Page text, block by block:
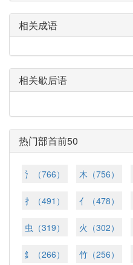
相关成语
相关歇后语
热门部首前50
氵（766） 木（756）
扌（491） 亻（478）
虫（319） 火（302）
釒（266） 竹（256）